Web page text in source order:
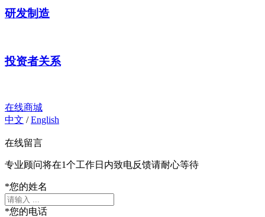
研发制造
投资者关系
在线商城
中文 /English
在线留言
专业顾问将在1个工作日内致电反馈请耐心等待
*您的姓名
*您的电话